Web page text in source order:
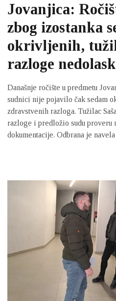
Jovanjica:
zbog izostanka
okrivljenih,
razloge
Današnje ročište u predmetu
sudnici nije pojavilo čak sedam
zdravstvenih razloga. Tužilac
razloge i predložio sudu proveru
dokumentacije. Odbrana je